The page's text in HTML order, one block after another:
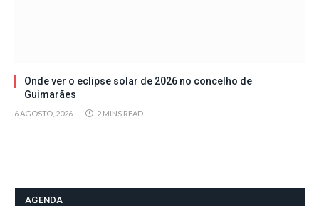
Onde ver o eclipse solar de 2026 no concelho de
Guimarães
6 AGOSTO, 2026 2 MINS READ
AGENDA